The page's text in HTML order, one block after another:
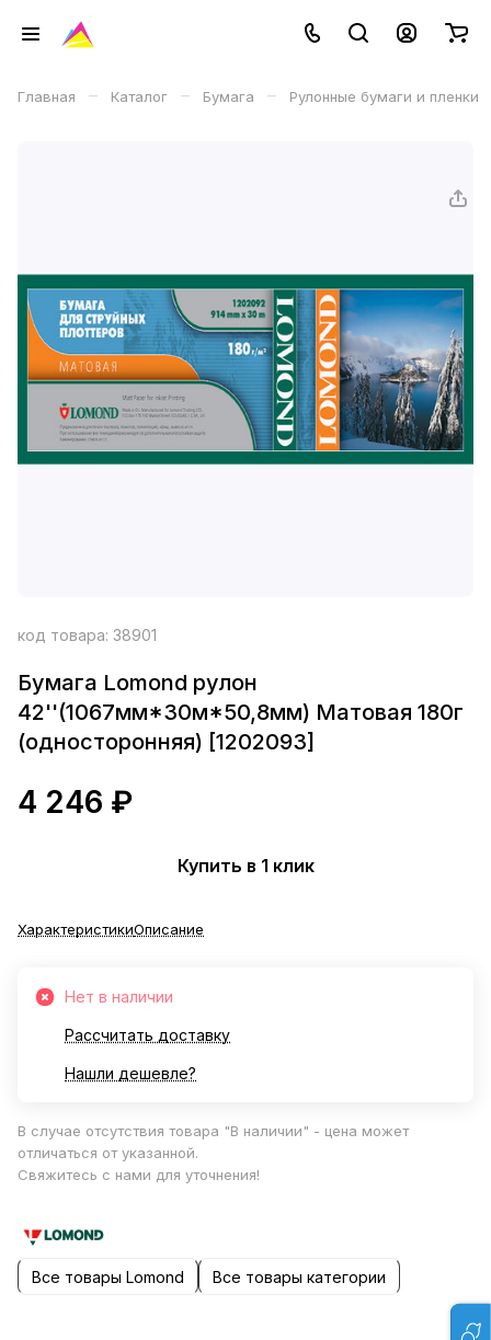
Главная – Каталог – Бумага – Рулонные бумаги и пленки
код товара: 38901
Бумага Lomond рулон
42''(1067мм*30м*50,8мм) Матовая 180г
(односторонняя) [1202093]
4 246 ₽
Купить в 1 клик
ХарактеристикиОписание
Нет в наличии
Рассчитать доставку
Нашли дешевле?
В случае отсутствия товара "В наличии" - цена может
отличаться от указанной.
Свяжитесь с нами для уточнения!
Все товары Lomond Все товары категории